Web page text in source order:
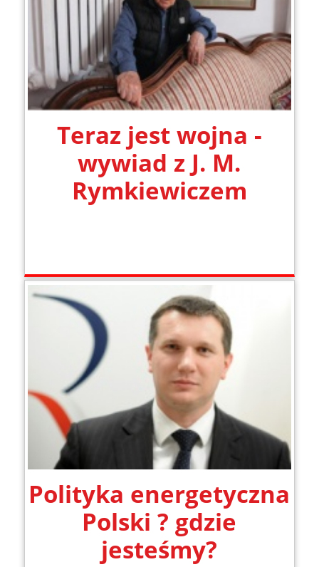
Teraz jest wojna -
wywiad z J. M.
Rymkiewiczem
Polityka energetyczna
Polski ? gdzie
jesteśmy?